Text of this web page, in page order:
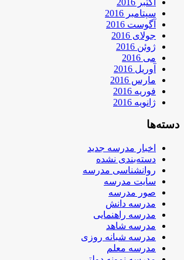
سپتامبر 2016
آگوست 2016
جولای 2016
ژوئن 2016
می 2016
آوریل 2016
مارس 2016
فوریه 2016
ژانویه 2016
دسته‌ها
اخبار مدرسه جدید
دسته‌بندی نشده
روانشناسی مدرسه
سایت مدرسه
صور مدرسه
مدرسه دانش
مدرسه راهنمایی
مدرسه شاهد
مدرسه شبانه روزی
مدرسه معلم